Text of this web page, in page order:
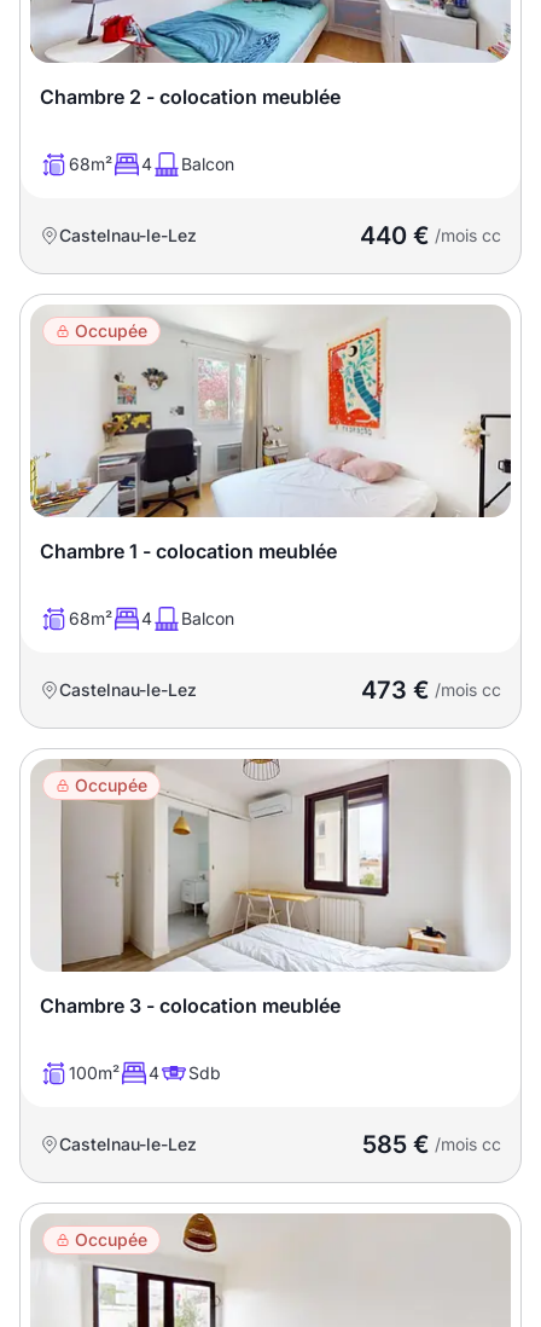
T16
Nombre de chambres
chambres
disponibles
Espaces additionnels
Sélectionner...
Équipements des parties
Local à vélo
promotions sur honoraires
Chambre 2 - colocation meublée
68m² 4 Balcon
Castelnau-le-Lez 440 € /mois cc
Occupée
Chambre 1 - colocation meublée
68m² 4 Balcon
Castelnau-le-Lez 473 € /mois cc
Occupée
Chambre 3 - colocation meublée
100m² 4 Sdb
Castelnau-le-Lez 585 € /mois cc
Occupée